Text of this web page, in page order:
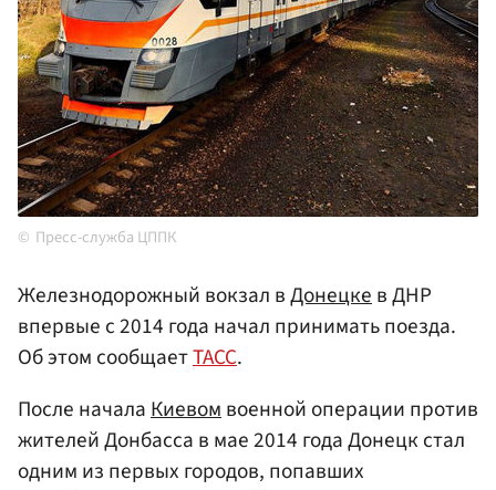
Пресс-служба ЦППК
Железнодорожный вокзал вДонецкев ДНР
впервые с 2014 года начал принимать поезда.
Об этом сообщаетТАСС.
После началаКиевомвоенной операции против
жителей Донбасса в мае 2014 года Донецк стал
одним из первых городов, попавших